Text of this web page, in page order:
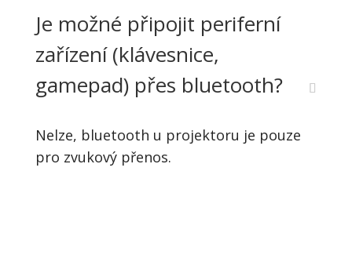
Je možné připojit periferní
zařízení (klávesnice,
gamepad) přes bluetooth?
Nelze, bluetooth u projektoru je pouze
pro zvukový přenos.